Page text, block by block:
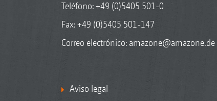
Teléfono:+49 (0)5405 501-0
Fax: +49 (0)5405 501-147
Correo electrónico: amazone@amazone.de
Aviso legal